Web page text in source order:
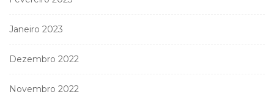
Janeiro 2023
Dezembro 2022
Novembro 2022